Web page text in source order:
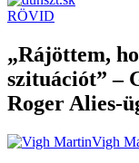
RÖVID
„Rájöttem,
szituációt” –
Roger Alies-
Vigh